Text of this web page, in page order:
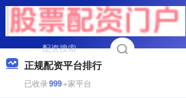
正规配资平台排行
已收录999+家平台